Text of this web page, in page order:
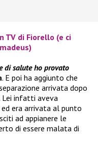
TV di Fiorello (e ci
di salute ho provato
. E poi ha aggiunto che
arrivata dopo
Lei infatti aveva
era arrivata al punto
ad appianere le
di essere malata di